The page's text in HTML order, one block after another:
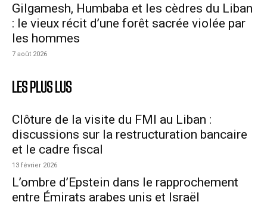
Gilgamesh, Humbaba et les cèdres du Liban
: le vieux récit d’une forêt sacrée violée par
les hommes
7 août 2026
LES PLUS LUS
Clôture de la visite du FMI au Liban :
discussions sur la restructuration bancaire
et le cadre fiscal
13 février 2026
L’ombre d’Epstein dans le rapprochement
entre Émirats arabes unis et Israël